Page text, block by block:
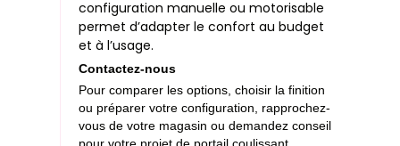
configuration manuelle ou motorisable
permet d’adapter le confort au budget
et à l’usage.
Contactez-nous
Pour comparer les options, choisir la finition
ou préparer votre configuration, rapprochez-
vous de votre magasin ou demandez conseil
pour votre projet de portail coulissant